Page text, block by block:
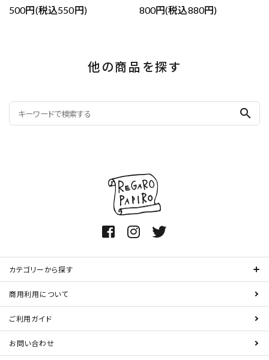
500円(税込550円) 800円(税込880円)
他の商品を探す
search
カテゴリーから探す
商用利用について
ご利用ガイド
お問い合わせ